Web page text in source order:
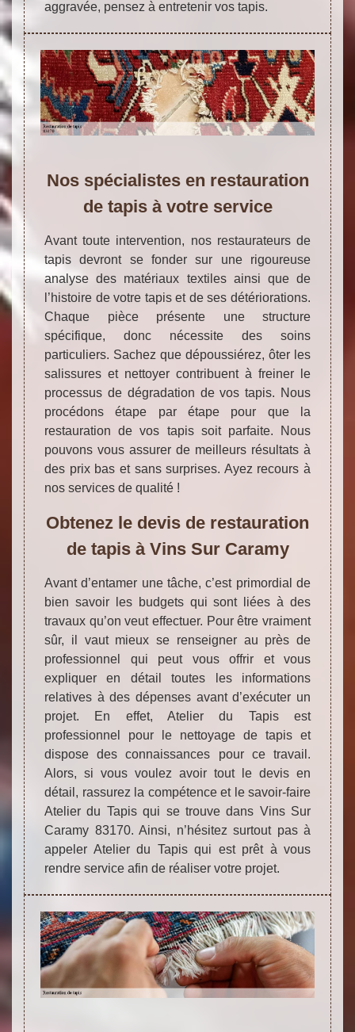
aggravée, pensez à entretenir vos tapis.
Nos spécialistes en restauration
de tapis à votre service
Avant toute intervention, nos restaurateurs de
tapis devront se fonder sur une rigoureuse
analyse des matériaux textiles ainsi que de
l’histoire de votre tapis et de ses détériorations.
Chaque pièce présente une structure
spécifique, donc nécessite des soins
particuliers. Sachez que dépoussiérez, ôter les
salissures et nettoyer contribuent à freiner le
processus de dégradation de vos tapis. Nous
procédons étape par étape pour que la
restauration de vos tapis soit parfaite. Nous
pouvons vous assurer de meilleurs résultats à
des prix bas et sans surprises. Ayez recours à
nos services de qualité !
Obtenez le devis de restauration
de tapis à Vins Sur Caramy
Avant d’entamer une tâche, c’est primordial de
bien savoir les budgets qui sont liées à des
travaux qu’on veut effectuer. Pour être vraiment
sûr, il vaut mieux se renseigner au près de
professionnel qui peut vous offrir et vous
expliquer en détail toutes les informations
relatives à des dépenses avant d’exécuter un
projet. En effet, Atelier du Tapis est
professionnel pour le nettoyage de tapis et
dispose des connaissances pour ce travail.
Alors, si vous voulez avoir tout le devis en
détail, rassurez la compétence et le savoir-faire
Atelier du Tapis qui se trouve dans Vins Sur
Caramy 83170. Ainsi, n’hésitez surtout pas à
appeler Atelier du Tapis qui est prêt à vous
rendre service afin de réaliser votre projet.